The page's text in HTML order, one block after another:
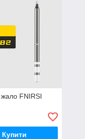
FNIRSI
Купити